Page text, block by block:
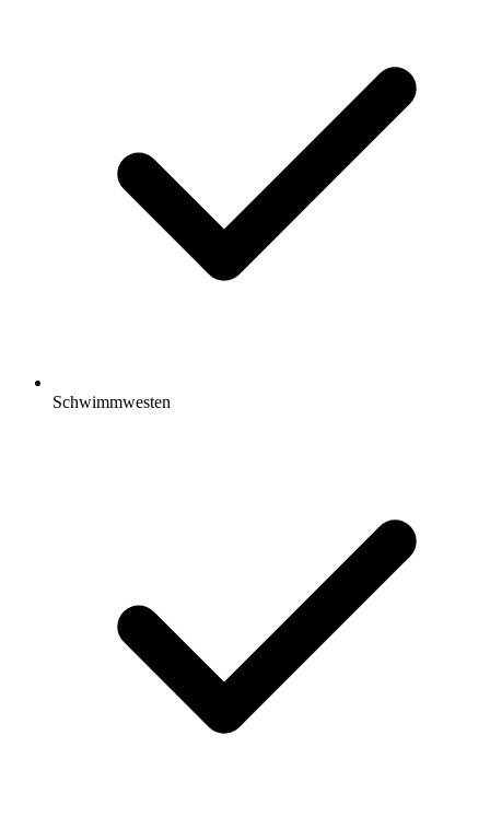
Schwimmwesten